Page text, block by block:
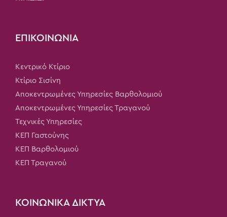
ΕΠΙΚΟΙΝΩΝΙΑ
Κεντρικό Κτίριο
Κτίριο Σισίνη
Αποκεντρωμένες Υπηρεσίες Βαρθολομιού
Αποκεντρωμένες Υπηρεσίες Τραγανού
Τεχνικές Υπηρεσίες
ΚΕΠ Γαστούνης
ΚΕΠ Βαρθολομιού
ΚΕΠ Τραγανού
ΚΟΙΝΩΝΙΚΑ ΔΙΚΤΥΑ